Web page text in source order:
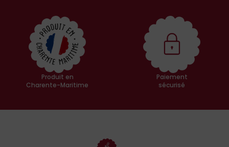
Produit en
Charente-Maritime
Paiement
sécurisé